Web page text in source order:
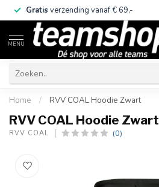
Gratis verzending vanaf € 69,-
MENU
Home / RVV COAL Hoodie Zwart
RVV COAL Hoodie Zwart
RVV COAL (0)